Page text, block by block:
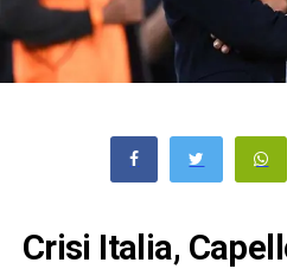
Crisi Italia,